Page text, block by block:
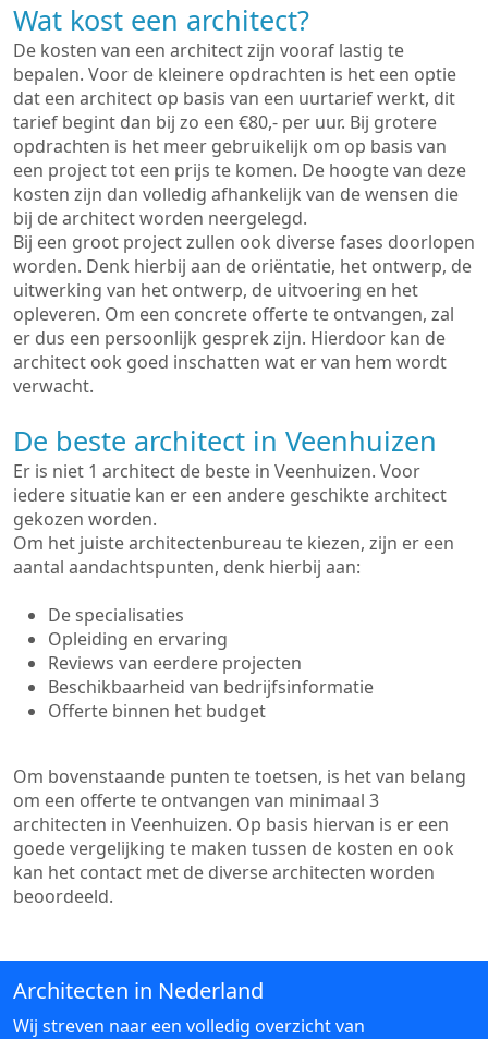
Wat kost een architect?
De kosten van een architect zijn vooraf lastig te
bepalen. Voor de kleinere opdrachten is het een optie
dat een architect op basis van een uurtarief werkt, dit
tarief begint dan bij zo een €80,- per uur. Bij grotere
opdrachten is het meer gebruikelijk om op basis van
een project tot een prijs te komen. De hoogte van deze
kosten zijn dan volledig afhankelijk van de wensen die
bij de architect worden neergelegd.
Bij een groot project zullen ook diverse fases doorlopen
worden. Denk hierbij aan de oriëntatie, het ontwerp, de
uitwerking van het ontwerp, de uitvoering en het
opleveren. Om een concrete offerte te ontvangen, zal
er dus een persoonlijk gesprek zijn. Hierdoor kan de
architect ook goed inschatten wat er van hem wordt
verwacht.
De beste architect in Veenhuizen
Er is niet 1 architect de beste in Veenhuizen. Voor
iedere situatie kan er een andere geschikte architect
gekozen worden.
Om het juiste architectenbureau te kiezen, zijn er een
aantal aandachtspunten, denk hierbij aan:
De specialisaties
Opleiding en ervaring
Reviews van eerdere projecten
Beschikbaarheid van bedrijfsinformatie
Offerte binnen het budget
Om bovenstaande punten te toetsen, is het van belang
om een offerte te ontvangen van minimaal 3
architecten in Veenhuizen. Op basis hiervan is er een
goede vergelijking te maken tussen de kosten en ook
kan het contact met de diverse architecten worden
beoordeeld.
Architecten in Nederland
Wij streven naar een volledig overzicht van